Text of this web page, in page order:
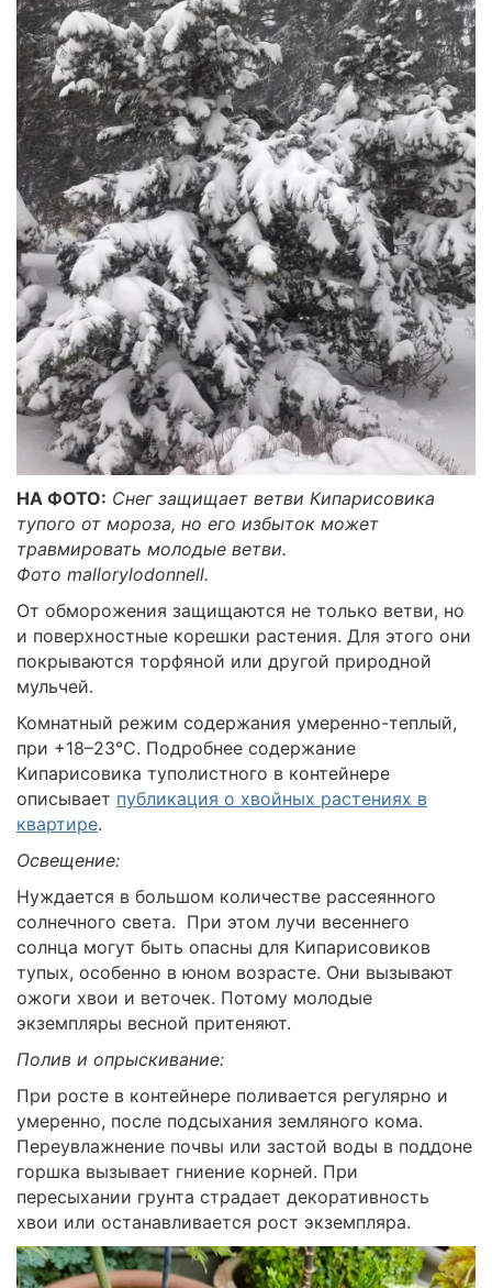
НА ФОТО: Снег защищает ветви Кипарисовика
тупого от мороза, но его избыток может
травмировать молодые ветви.
Фото mallorylodonnell.
От обморожения защищаются не только ветви, но
и поверхностные корешки растения. Для этого они
покрываются торфяной или другой природной
мульчей.
Комнатный режим содержания умеренно-теплый,
при +18–23°C. Подробнее содержание
Кипарисовика туполистного в контейнере
описывает публикация о хвойных растениях в
квартире.
Освещение:
Нуждается в большом количестве рассеянного
солнечного света. При этом лучи весеннего
солнца могут быть опасны для Кипарисовиков
тупых, особенно в юном возрасте. Они вызывают
ожоги хвои и веточек. Потому молодые
экземпляры весной притеняют.
Полив и опрыскивание:
При росте в контейнере поливается регулярно и
умеренно, после подсыхания земляного кома.
Переувлажнение почвы или застой воды в поддоне
горшка вызывает гниение корней. При
пересыхании грунта страдает декоративность
хвои или останавливается рост экземпляра.